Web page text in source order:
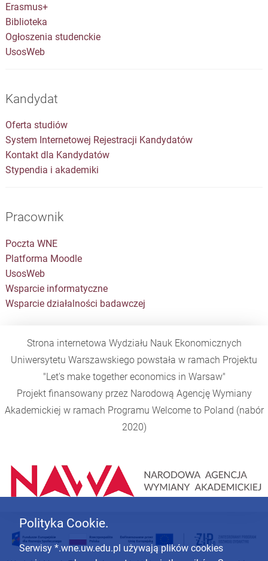
Erasmus+
Biblioteka
Ogłoszenia studenckie
UsosWeb
Kandydat
Oferta studiów
System Internetowej Rejestracji Kandydatów
Kontakt dla Kandydatów
Stypendia i akademiki
Pracownik
Poczta WNE
Platforma Moodle
UsosWeb
Wsparcie informatyczne
Wsparcie działalności badawczej
Strona internetowa Wydziału Nauk Ekonomicznych
Uniwersytetu Warszawskiego powstała w ramach Projektu
"Let's make together economics in Warsaw"
Projekt finansowany przez Narodową Agencję Wymiany
Akademickiej w ramach Programu Welcome to Poland (nabór
2020)
Polityka Cookie.
Serwisy *.wne.uw.edu.pl używają plików cookies